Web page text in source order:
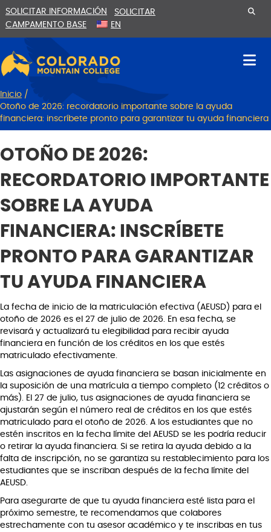
al
contenido
la
navegación
SOLICITAR INFORMACIÓN
SOLICITAR
CAMPAMENTO BASE
EN
Inicio /
Otoño de 2026: recordatorio importante sobre la ayuda
financiera: inscríbete pronto para garantizar tu ayuda financiera
OTOÑO DE 2026:
RECORDATORIO IMPORTANTE
SOBRE LA AYUDA
FINANCIERA: INSCRÍBETE
PRONTO PARA GARANTIZAR
TU AYUDA FINANCIERA
La fecha de inicio de la matriculación efectiva (AEUSD) para el
otoño de 2026 es el 27 de julio de 2026. En esa fecha, se
revisará y actualizará tu elegibilidad para recibir ayuda
financiera en función de los créditos en los que estés
matriculado efectivamente.
Las asignaciones de ayuda financiera se basan inicialmente en
la suposición de una matrícula a tiempo completo (12 créditos o
más). El 27 de julio, tus asignaciones de ayuda financiera se
ajustarán según el número real de créditos en los que estés
matriculado para el otoño de 2026. A los estudiantes que no
estén inscritos en la fecha límite del AEUSD se les podría reducir
o retirar la ayuda financiera. Si se retira la ayuda debido a la
falta de inscripción, no se garantiza su restablecimiento para los
estudiantes que se inscriban después de la fecha límite del
AEUSD.
Para asegurarte de que tu ayuda financiera esté lista para el
próximo semestre, te recomendamos que colabores
estrechamente con tu asesor académico y te inscribas en tus